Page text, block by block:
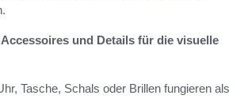
und Details für die visuelle
Tasche, Schals oder Brillen fungieren als